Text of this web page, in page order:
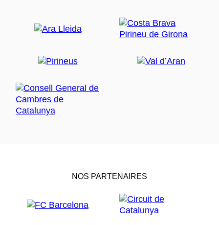
NOS PARTENAIRES